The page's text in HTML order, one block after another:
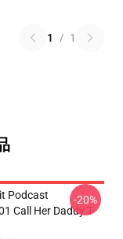
1 / 1
Podcast
Call Her Daddy T-
-20%